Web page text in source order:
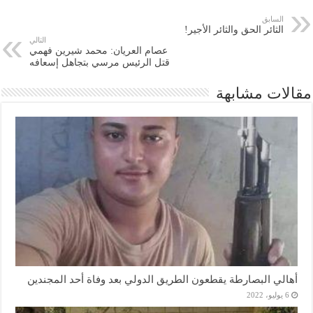
السابق
الثائر الحق والثائر الأجير!
التالي
عصام العريان: محمد شيرين فهمي
قتل الرئيس مرسي بتجاهل إسعافه
مقالات مشابهة
أهالي البصارطة يقطعون الطريق الدولي بعد وفاة أحد المجندين
6 يوليو، 2022